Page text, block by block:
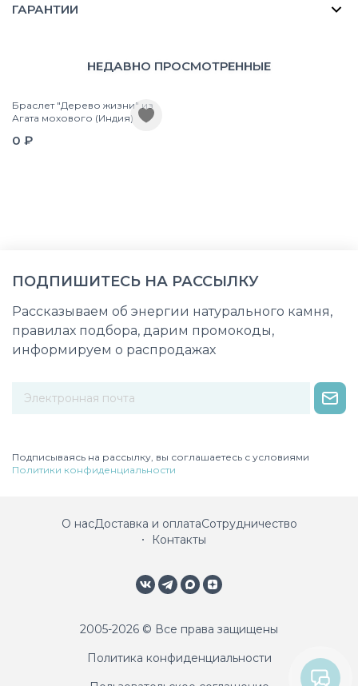
ГАРАНТИИ
НЕДАВНО ПРОСМОТРЕННЫЕ
Браслет "Дерево жизни" из
Агата мохового (Индия)
0 ₽
ПОДПИШИТЕСЬ НА РАССЫЛКУ
Рассказываем об энергии натурального камня,
правилах подбора, дарим промокоды,
информируем о распродажах
Подписываясь на рассылку, вы соглашаетесь с условиями
Политики конфиденциальности
О насДоставка и оплатаСотрудничество
Контакты
2005-2026 © Все права защищены
Политика конфиденциальности